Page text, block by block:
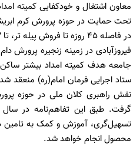
تحت حمایت در حوزه پرورش کرم
در فاصله ۴۵ روزه تا فروش پیله تر، تا ۱۲ میلیون درآمد کسب کردند.
فیروزآبادی در زمینه زنجیره پرورش
جامعه هدف کمیته امداد بیشتر ساکن
ستاد اجرایی فرمان امام(ره)
نقش راهبری کلان ملی در حوزه
تسهیل‌گری، آموزش و کمک به تامین
محصول انجام خواهد شد.